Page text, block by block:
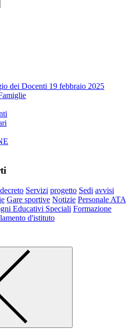
dei Docenti 19 febbraio 2025
decreto Servizi progetto Sedi avvisi
Gare sportive Notizie Personale ATA
Educativi Speciali Formazione
d'istituto